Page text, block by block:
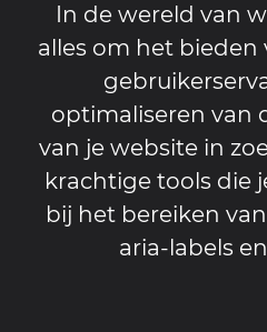
In de wereld van
alles om het bieden
optimaliseren van
van je website in
krachtige tools die
bij het bereiken
aria-labels